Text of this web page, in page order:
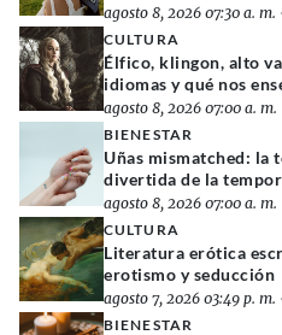
agosto 8, 2026 07:30 a. m.
CULTURA
Élfico, klingon, alto
idiomas y qué nos
agosto 8, 2026 07:00 a. m.
BIENESTAR
Uñas mismatched: la
divertida de la
agosto 8, 2026 07:00 a. m.
CULTURA
Literatura erótica
erotismo y seducción
agosto 7, 2026 03:49 p. m.
BIENESTAR